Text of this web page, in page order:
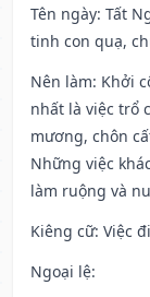
Tên ngày: Tất
tinh con quạ,
Nên làm: Khởi
nhất là việc trổ
mương, chôn
Những việc
làm ruộng và
Kiêng cữ: Việc
Ngoại lệ: